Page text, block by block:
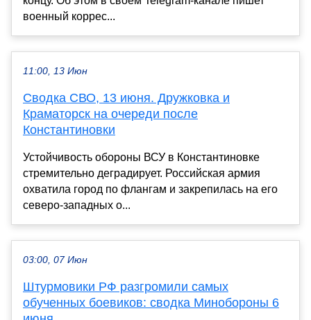
военный коррес...
11:00, 13 Июн
Сводка СВО, 13 июня. Дружковка и
Краматорск на очереди после
Константиновки
Устойчивость обороны ВСУ в Константиновке
стремительно деградирует. Российская армия
охватила город по флангам и закрепилась на его
северо-западных о...
03:00, 07 Июн
Штурмовики РФ разгромили самых
обученных боевиков: сводка Минобороны 6